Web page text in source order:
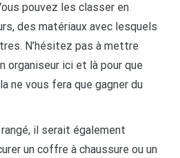
pouvez les classer en
des matériaux avec lesquels
N’hésitez pas à mettre
organiseur ici et là pour que
ne vous fera que gagner du
il serait également
un coffre à chaussure ou un